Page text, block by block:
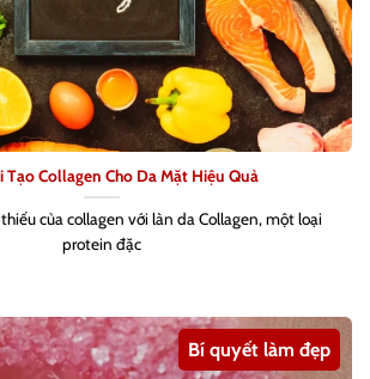
Tạo Collagen Cho Da Mặt Hiệu Quả
của collagen với làn da Collagen, một loại
protein đặc
Bí quyết làm đẹp